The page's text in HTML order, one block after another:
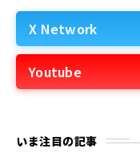
X Network
Youtube
いま注目の記事